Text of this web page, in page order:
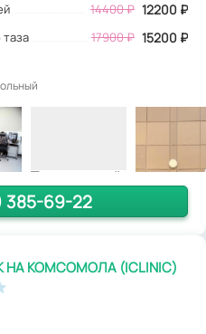
14400 ₽ 12200 ₽
17900 ₽ 15200 ₽
385-69-22
НА КОМСОМОЛА (ICLINIC)